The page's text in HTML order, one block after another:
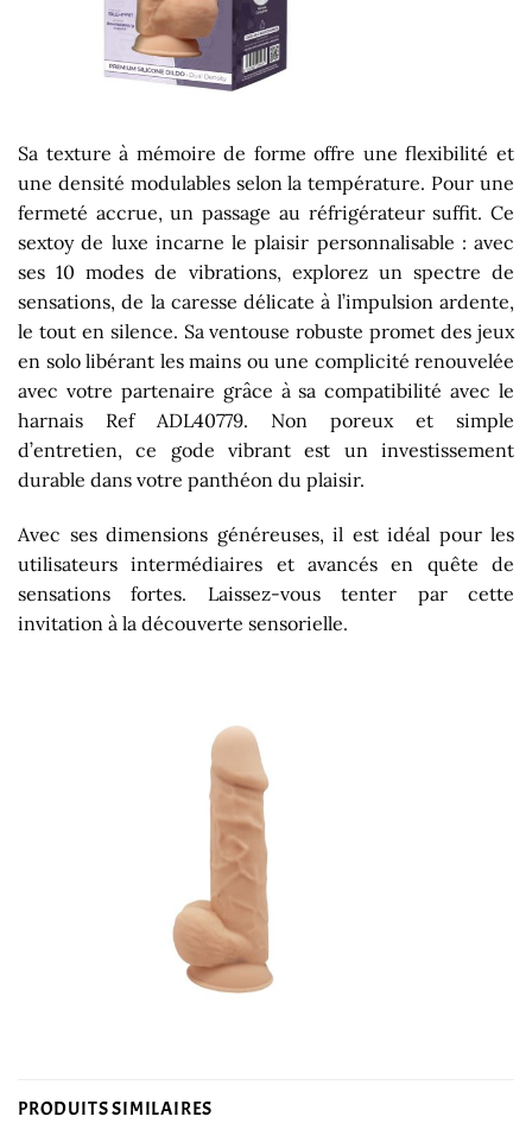
Sa texture à mémoire de forme offre une flexibilité et
une densité modulables selon la température. Pour une
fermeté accrue, un passage au réfrigérateur suffit. Ce
sextoy de luxe incarne le plaisir personnalisable : avec
ses 10 modes de vibrations, explorez un spectre de
sensations, de la caresse délicate à l’impulsion ardente,
le tout en silence. Sa ventouse robuste promet des jeux
en solo libérant les mains ou une complicité renouvelée
avec votre partenaire grâce à sa compatibilité avec le
harnais Ref ADL40779. Non poreux et simple
d’entretien, ce gode vibrant est un investissement
durable dans votre panthéon du plaisir.
Avec ses dimensions généreuses, il est idéal pour les
utilisateurs intermédiaires et avancés en quête de
sensations fortes. Laissez-vous tenter par cette
invitation à la découverte sensorielle.
PRODUITS SIMILAIRES